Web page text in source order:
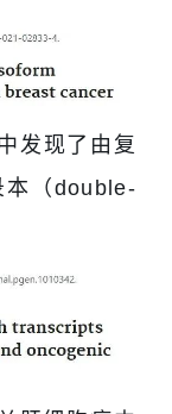
发现了由复
本（double-